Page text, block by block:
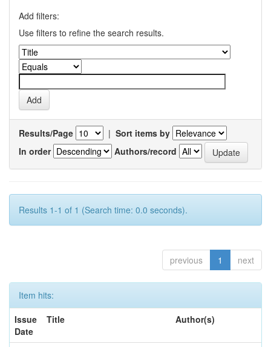
Add filters:
Use filters to refine the search results.
Results/Page | Sort items by
In order
Authors/record
Results 1-1 of 1 (Search time: 0.0 seconds).
previous 1 next
Item hits:
Issue
Date
Title Author(s)